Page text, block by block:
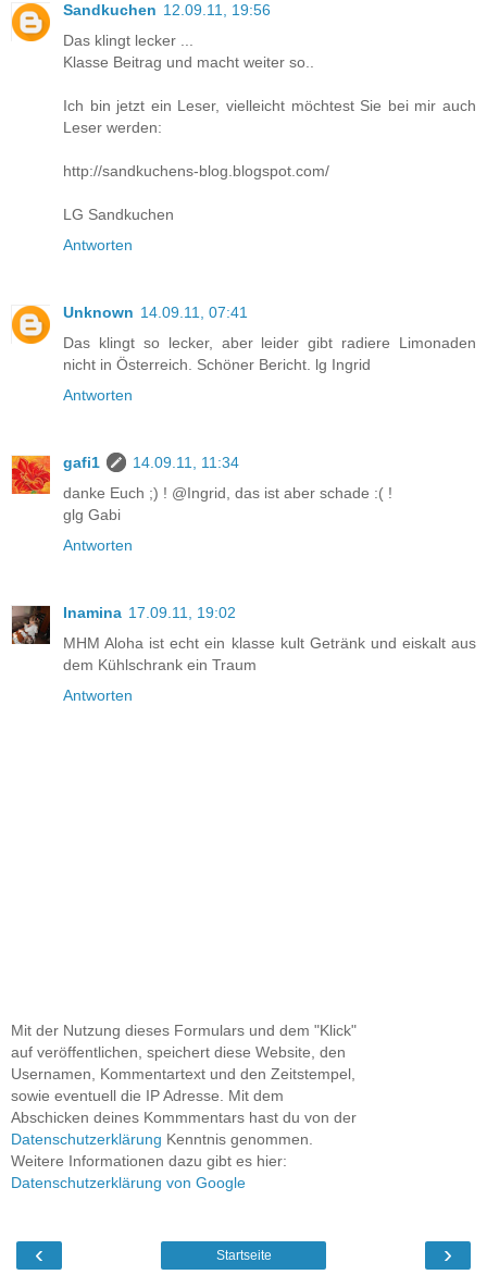
Sandkuchen 12.09.11, 19:56
Das klingt lecker ...
Klasse Beitrag und macht weiter so..
Ich bin jetzt ein Leser, vielleicht möchtest Sie bei mir auch
Leser werden:
http://sandkuchens-blog.blogspot.com/
LG Sandkuchen
Antworten
Unknown 14.09.11, 07:41
Das klingt so lecker, aber leider gibt radiere Limonaden
nicht in Österreich. Schöner Bericht. lg Ingrid
Antworten
gafi1
14.09.11, 11:34
danke Euch ;) ! @Ingrid, das ist aber schade :( !
glg Gabi
Antworten
Inamina 17.09.11, 19:02
MHM Aloha ist echt ein klasse kult Getränk und eiskalt aus
dem Kühlschrank ein Traum
Antworten
Mit der Nutzung dieses Formulars und dem "Klick"
auf veröffentlichen, speichert diese Website, den
Usernamen, Kommentartext und den Zeitstempel,
sowie eventuell die IP Adresse. Mit dem
Abschicken deines Kommmentars hast du von der
Datenschutzerklärung Kenntnis genommen.
Weitere Informationen dazu gibt es hier:
Datenschutzerklärung von Google
‹ ›
Startseite